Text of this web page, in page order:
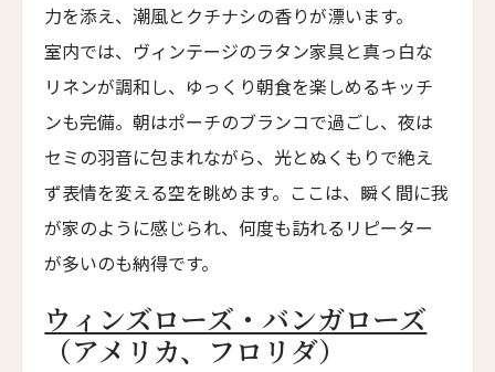
エラズ・コテージズ
Ella's Cottages
リドリー・ハウス
Ridley House
アゼライ・ケーガー・ベイ
Azerai Ke Ga Bay
アゼライ・ラ・レジデンス・フエ
Azerai La Residence
サンタ・ボカ
Santa Boka
力を添え、潮風とクチナシの香りが漂います。
室内では、ヴィンテージのラタン家具と真っ白な
リネンが調和し、ゆっくり朝食を楽しめるキッチ
ンも完備。朝はポーチのブランコで過ごし、夜は
セミの羽音に包まれながら、光とぬくもりで絶え
ず表情を変える空を眺めます。ここは、瞬く間に我
が家のように感じられ、何度も訪れるリピーター
が多いのも納得です。
ウィンズローズ・バンガローズ
（アメリカ、フロリダ）